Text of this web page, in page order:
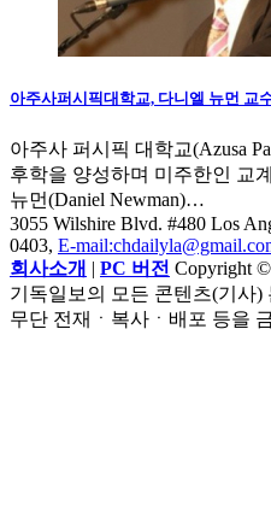
아주사퍼시픽대학교, 다니엘 뉴먼 교
아주사 퍼시픽 대학교(Azusa
후학을 양성하며 미주한인 교
뉴먼(Daniel Newman)…
3055 Wilshire Blvd. #480 Los
0403, E-
회사소개 | PC 버전 Copyright ©
기독일보의 모든 콘텐츠(기사
무단 전재ㆍ복사ㆍ배포 등을